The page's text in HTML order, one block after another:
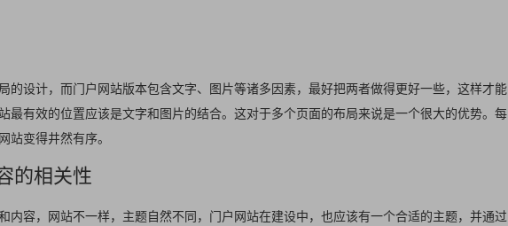
的设计，而门户网站版本包含文字、图片等诸多因素，最好把两者做得更好一些，这样才能
最有效的位置应该是文字和图片的结合。这对于多个页面的布局来说是一个很大的优势。每
站变得井然有序。
的相关性
内容，网站不一样，主题自然不同，门户网站在建设中，也应该有一个合适的主题，并通过